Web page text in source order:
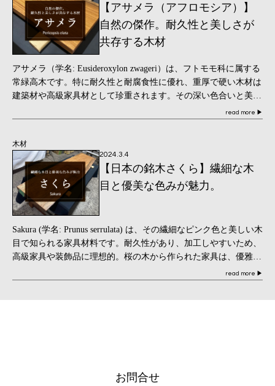
【アサメラ（アフロモシア）】
自然の傑作。耐久性と美しさが
共存する木材
アサメラ（学名: Eusideroxylon zwageri）は、フトモモ科に属する
常緑高木です。特に耐久性と耐腐食性に優れ、重厚で硬い木材は
建築材や高級家具材として珍重されます。その深い色合いと美し
read more ▶
木材
2024.3.4
【日本の銘木さくら】繊細な木
目と優美な色みが魅力。
Sakura (学名: Prunus serrulata) は、その繊細なピンク色と美しい木
目で知られる家具材料です。耐久性があり、加工しやすいため、
高級家具や装飾品に理想的。桜の木から作られた家具は、優雅さ
read more ▶
お問合せ